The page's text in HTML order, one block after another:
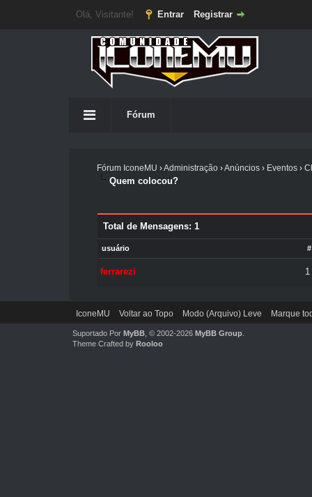
Olá, Visitante! Entrar Registrar
Fórum
Fórum IconeMU ›Administração›Anúncios› Eventos›
Quem colocou?
Total de Mensagens: 1
usuário
ferrarezi 1
IconeMU Voltar ao Topo Modo (Arquivo) Leve Marque
Suportado Por MyBB, © 2002-2026 MyBB Group.
Theme Crafted by Rooloo